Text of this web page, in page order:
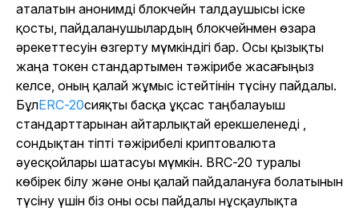
аталатын анонимді блокчейн талдаушысы іске
қосты, пайдаланушылардың блокчейнмен өзара
әрекеттесуін өзгерту мүмкіндігі бар. Осы қызықты
жаңа токен стандартымен тәжірибе жасағыңыз
келсе, оның қалай жұмыс істейтінін түсіну пайдалы.
БұлERC-20сияқты басқа ұқсас таңбалауыш
стандарттарынан айтарлықтай ерекшеленеді ,
сондықтан тіпті тәжірибелі криптовалюта
әуесқойлары шатасуы мүмкін. BRC-20 туралы
көбірек білу және оны қалай пайдалануға болатынын
түсіну үшін біз оны осы пайдалы нұсқаулықта